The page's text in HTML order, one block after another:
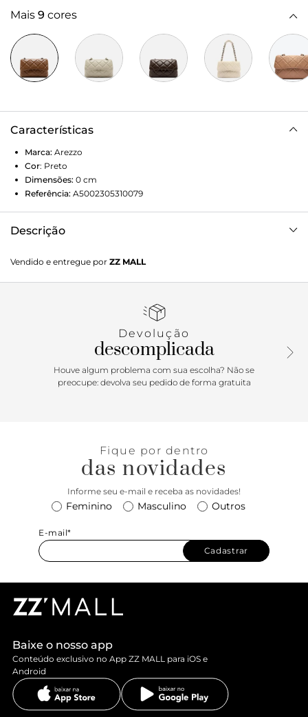
Mais 9 cores
Características
Marca: Arezzo
Cor: Preto
Dimensões: 0 cm
Referência: A5002305310079
Descrição
envernizado. O modelo tem formato estruturado, capa
frontal e tampo com costuras em matelassê bombadas e
lisa. Traz alça em corrente metálica dupla com tiras de
superior por metais vazados. Possui fecho em tampo
frontal e encaixe em peça metálica. Com forro e divisória
Vendido e entregue por ZZ MALL
Devolução
descomplicada
Houve algum problema com sua escolha? Não se
preocupe: devolva seu pedido de forma gratuita
Fique por dentro
das novidades
Informe seu e-mail e receba as novidades!
Feminino Masculino Outros
E-mail*
Cadastrar
Baixe o nosso app
Conteúdo exclusivo no App ZZ MALL para iOS e
Android